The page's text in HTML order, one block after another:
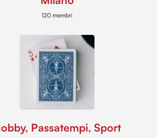
120 membri
Passatempi, Sport